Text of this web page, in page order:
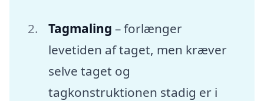
Tagmaling – forlænger
levetiden af taget, men kræver
selve taget og
tagkonstruktionen stadig er i